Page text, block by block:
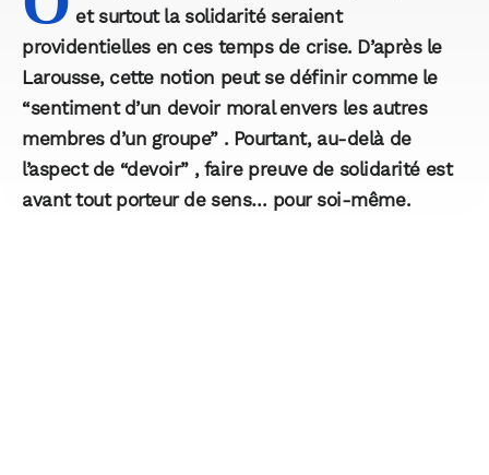
et surtout la solidarité seraient
providentielles en ces temps de crise. D’après le
Larousse, cette notion peut se définir comme le
“sentiment d’un devoir moral envers les autres
membres d’un groupe” . Pourtant, au-delà de
l’aspect de “devoir” , faire preuve de solidarité est
avant tout porteur de sens… pour soi-même.